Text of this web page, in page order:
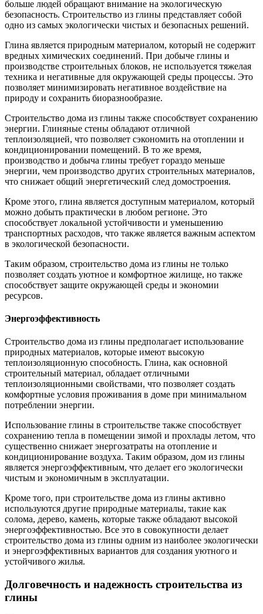
больше людей обращают внимание на экологическую
безопасность. Строительство из глины представляет собой
одно из самых экологически чистых и безопасных решений.
Глина является природным материалом, который не содержит
вредных химических соединений. При добыче глины и
производстве строительных блоков, не используется тяжелая
техника и негативные для окружающей среды процессы. Это
позволяет минимизировать негативное воздействие на
природу и сохранить биоразнообразие.
Строительство дома из глины также способствует сохранению
энергии. Глиняные стены обладают отличной
теплоизоляцией, что позволяет сэкономить на отоплении и
кондиционировании помещений. В то же время,
производство и добыча глины требует гораздо меньше
энергии, чем производство других строительных материалов,
что снижает общий энергетический след домостроения.
Кроме этого, глина является доступным материалом, который
можно добыть практически в любом регионе. Это
способствует локальной устойчивости и уменьшению
транспортных расходов, что также является важным аспектом
в экологической безопасности.
Таким образом, строительство дома из глины не только
позволяет создать уютное и комфортное жилище, но также
способствует защите окружающей среды и экономии
ресурсов.
Энергоэффективность
Строительство дома из глины предполагает использование
природных материалов, которые имеют высокую
теплоизоляционную способность. Глина, как основной
строительный материал, обладает отличными
теплоизоляционными свойствами, что позволяет создать
комфортные условия проживания в доме при минимальном
потреблении энергии.
Использование глины в строительстве также способствует
сохранению тепла в помещении зимой и прохлады летом, что
существенно снижает энергозатраты на отопление и
кондиционирование воздуха. Таким образом, дом из глины
является энергоэффективным, что делает его экологически
чистым и экономичным в эксплуатации.
Кроме того, при строительстве дома из глины активно
используются другие природные материалы, такие как
солома, дерево, камень, которые также обладают высокой
энергоэффективностью. Все это в совокупности делает
строительство дома из глины одним из наиболее экологически
и энергоэффективных вариантов для создания уютного и
устойчивого жилья.
Долговечность и надежность строительства из
глины